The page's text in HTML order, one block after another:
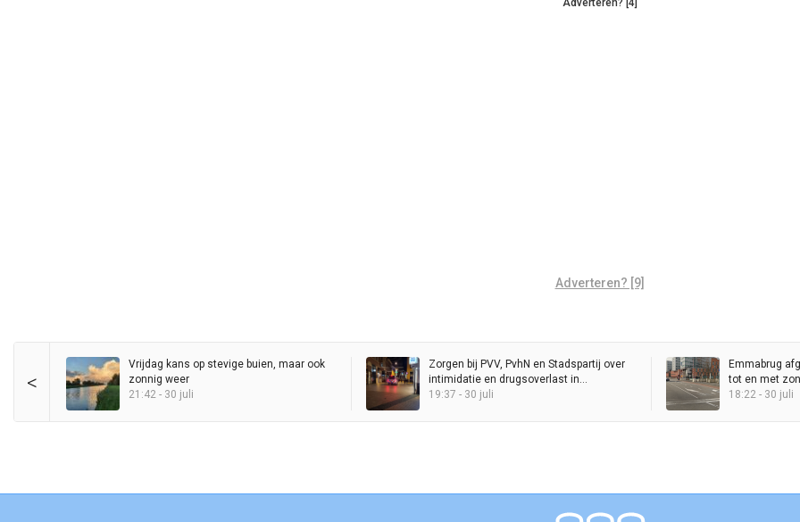
Adverteren? [4]
Adverteren? [9]
<
Vrijdag kans op stevige buien, maar ook
zonnig weer
21:42 - 30 juli
Zorgen bij PVV, PvhN en Stadspartij over
intimidatie en drugsoverlast in
binnenstad
19:37 - 30 juli
Emmabrug
tot en met
18:22 - 30 juli